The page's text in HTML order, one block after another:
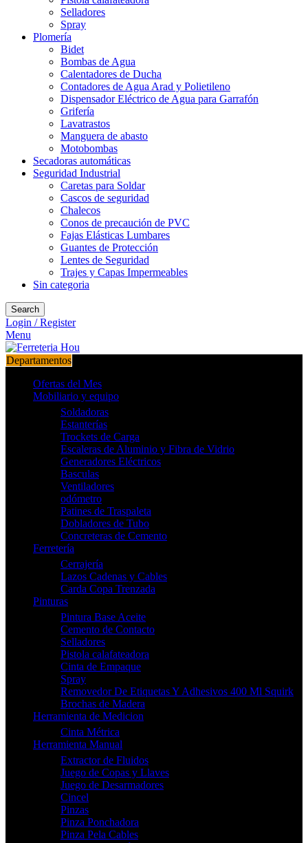
Selladores
Spray
Plomería
Bidet
Bombas de Agua
Calentadores de Ducha
Contadores de Agua Arad y Polietileno
Dispensador Eléctrico de Agua para Garrafón
Grifería
Lavatrastos
Manguera de abasto
Motobombas
Secadoras automáticas
Seguridad Industrial
Caretas para Soldar
Cascos de seguridad
Chalecos
Conos de precaución de PVC
Fajas Elásticas Lumbares
Guantes de Protección
Lentes de Seguridad
Trajes y Capas Impermeables
Sin categoria
Search
Login / Register
Menu
Departamentos
Ofertas del Mes
Mobiliario y equipo
Soldadoras
Estanterías
Trockets de Carga
Escaleras de Aluminio y Fibra de Vidrio
Generadores Eléctricos
Basculas
Ventiladores
odómetro
Patines de Traspaleta
Dobladores de Tubo
Concreteras de Cemento
Ferretería
Cerrajería
Lazos Cadenas y Cables
Carda Copa Trenzada
Pinturas
Pintura Base Aceite
Cemento de Contacto
Selladores
Pistola calafateadora
Cinta de Empaque
Spray
Removedor De Etiquetas Y Adhesivos 400 Ml Squirk
Brochas de Madera
Herramienta de Medicion
Cinta Métrica
Herramienta Manual
Extractor de Fluidos
Juego de Copas y Llaves
Juego de Desarmadores
Cincel
Pinzas
Pinza Ponchadora
Pinza Pela Cables